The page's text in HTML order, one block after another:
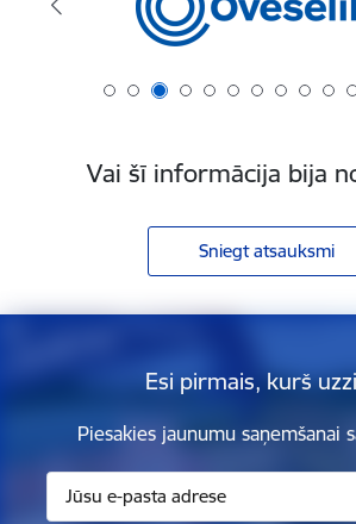
Vai šī informācija bija
Sniegt atsauksmi
Esi pirmais, kurš
Piesakies jaunumu saņemšanai